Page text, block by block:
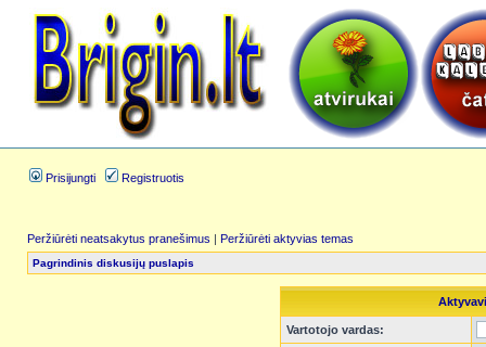
Prisijungti Registruotis
Peržiūrėti neatsakytus pranešimus | Peržiūrėti aktyvias temas
Pagrindinis diskusijų puslapis
Vartotojo vardas: